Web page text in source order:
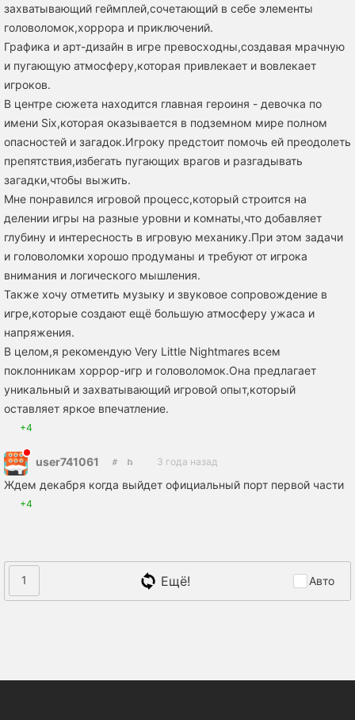
захватывающий геймплей,сочетающий в себе элементы
головоломок,хоррора и приключений.
Графика и арт-дизайн в игре превосходны,создавая мрачную
и пугающую атмосферу,которая привлекает и вовлекает
игроков.
В центре сюжета находится главная героиня - девочка по
имени Six,которая оказывается в подземном мире полном
опасностей и загадок.Игроку предстоит помочь ей преодолеть
препятствия,избегать пугающих врагов и разгадывать
загадки,чтобы выжить.
Мне понравился игровой процесс,который строится на
делении игры на разные уровни и комнаты,что добавляет
глубину и интересность в игровую механику.При этом задачи
и головоломки хорошо продуманы и требуют от игрока
внимания и логического мышления.
Также хочу отметить музыку и звуковое сопровождение в
игре,которые создают ещё большую атмосферу ужаса и
напряжения.
В целом,я рекомендую Very Little Nightmares всем
поклонникам хоррор-игр и головоломок.Она предлагает
уникальный и захватывающий игровой опыт,который
оставляет яркое впечатление.
+4
user741061 3 года назад
Ждем декабря когда выйдет официальный порт первой части
+4
1 Ещё! Авто